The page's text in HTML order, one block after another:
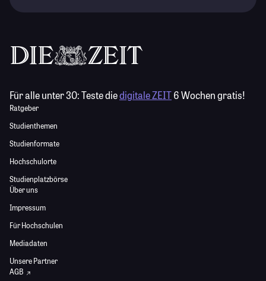
Für alle unter 30:Teste diedigitale ZEIT6 Wochen gratis!
Ratgeber
Studienthemen
Studienformate
Hochschulorte
Studienplatzbörse
Über uns
Impressum
Für Hochschulen
Mediadaten
Unsere Partner
AGB